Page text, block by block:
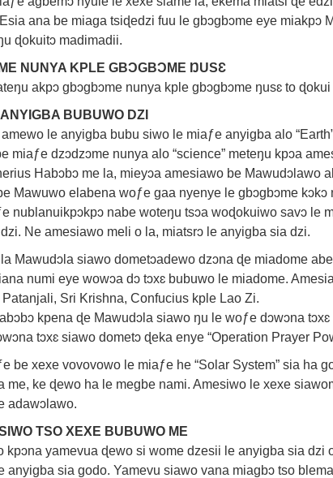
ana be miaga tsiɖedzi fuu le gbɔgbɔme eye miakpɔ
ɖokuitɔ madimadii.
NUNYA KPLE GBƆGBƆME ŊUSƐ
akpɔ gbɔgbɔme nunya kple gbɔgbɔme ŋusɛ to
BUBUWO DZI
le anyigba bubu siwo le miaƒe anyigba alo
miaƒe dzɔdzɔme nunya alo “science” meteŋu kpɔa
Habɔbɔ me la, mieyɔa amesiawo be Mawudɔlawo
Mawuwo elabena woƒe gaa nyenye le gbɔgbɔme kɔkɔ
nublanuikpɔkpɔ nabe woteŋu tsɔa woɖokuiwo savɔ le
Ne amesiawo meli o la, miatsrɔ le anyigba sia dzi.
Mawudɔla siawo dometɔadewo dzɔna ɖe miadome
numi eye wowɔa dɔ tɔxɛ bubuwo le miadome.
Patanjali, Sri Krishna, Confucius kple Lao Zi.
kpena ɖe Mawudɔla siawo ŋu le woƒe dɔwɔna
tɔxɛ siawo dometɔ ɖeka enye “Operation Prayer
be xexe vovovowo le miaƒe he “Solar System” sia ha
me, ke ɖewo ha le megbe nami. Amesiwo le xexe
adawɔlawo.
TSO XEXE BUBUWO ME
kpɔna yamevua ɖewo si wome dzesii le anyigba sia dzi
anyigba sia godo. Yamevu siawo vana miagbɔ tso